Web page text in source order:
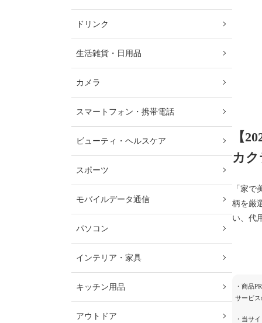
【
カ
「家
柄を厳
い、代
・商品
サービス
・当サ
ドリンク
生活雑貨・日用品
カメラ
スマートフォン・携帯電話
ビューティ・ヘルスケア
スポーツ
モバイルデータ通信
パソコン
インテリア・家具
キッチン用品
アウトドア